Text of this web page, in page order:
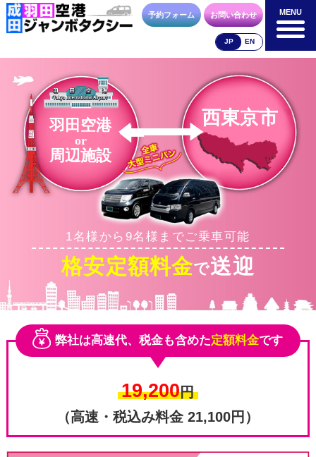
MENU
成田空港
料金表
空港送迎以外
料金表
車種・荷物 お支払方法 合流方法
お問合せ 予約フォーム
予約フォーム お問い合わせ
JP EN
MENU
羽田空港
or
周辺施設
西東京市
1名様から9名様までご乗車可能
格安定額料金で送迎
弊社は高速代、税金も含めた定額料金です
19,200円
（高速・税込み料金 21,100円）